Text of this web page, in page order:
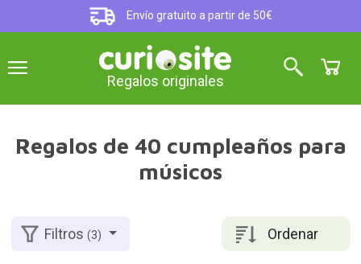
Envío gratuito a partir de 50€
Regalos originales
Regalos de 40 cumpleaños para
músicos
Ordenar
Filtros(3)